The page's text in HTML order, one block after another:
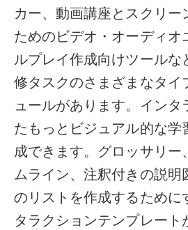
カー、動画講座とスクリー
ためのビデオ・オーディオ
ルプレイ作成向けツールな
修タスクのさまざまなタイ
ュールがあります。インタ
たもっとビジュアル的な学
成できます。グロッサリー
ムライン、注釈付きの説明
のリストを作成するために
タラクションテンプレート